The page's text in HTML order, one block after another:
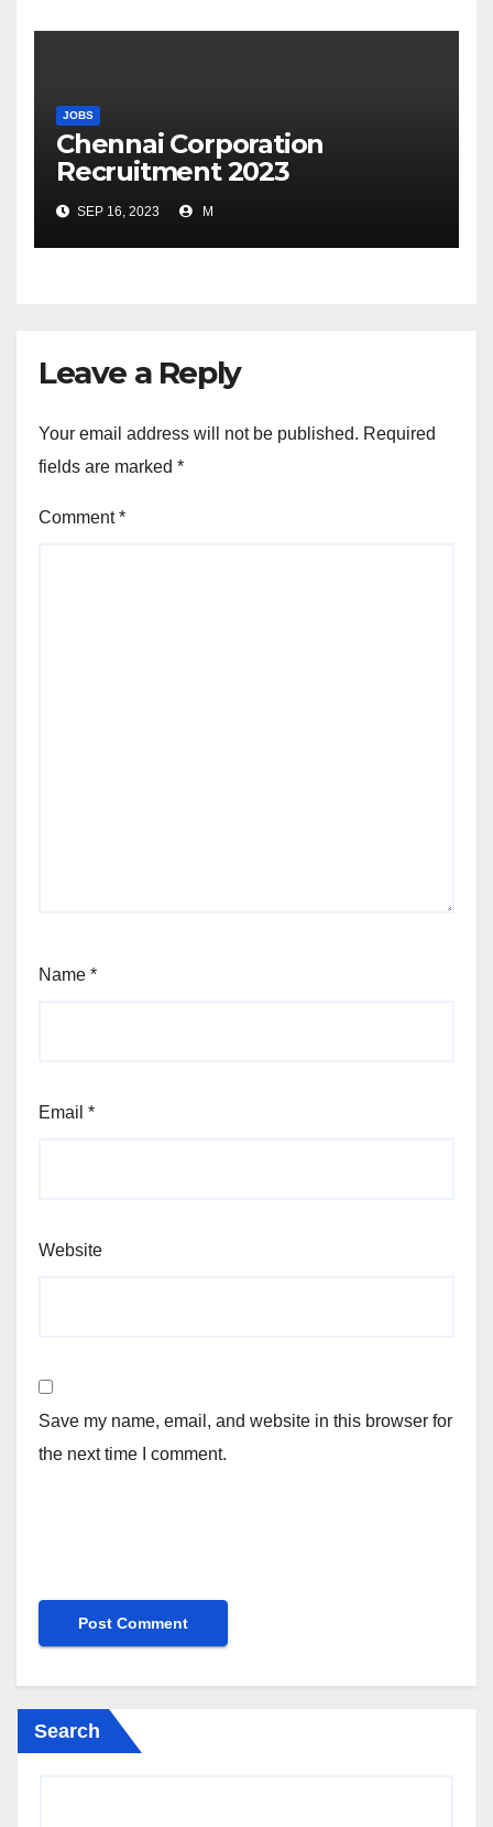
JOBS
Chennai Corporation
Recruitment 2023
SEP 16, 2023 M
Leave a Reply
Your email address will not be published. Required
fields are marked *
Comment*
Name *
Email *
Website
Save my name, email, and website in this browser for
the next time I comment.
Search